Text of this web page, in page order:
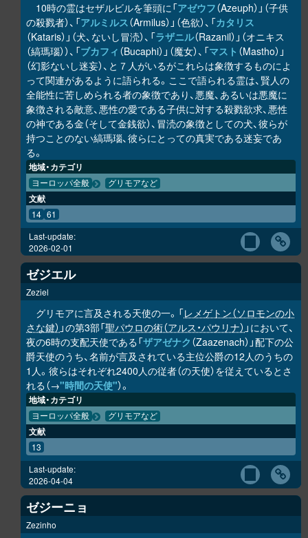
10時の霊はセザルビルを筆頭に「アゼウフ（Azeuph）」（子供
の殺戮者）、「アルミルス（Armilus）」（色欲）、「カタリス
（Kataris）」（犬、ないし冒涜）、「ラザニル（Razanil）」（オニキス
（縞瑪瑙））、「ブカフィ （Bucaphi）」（魔女）、「マスト （Mastho）」
（幻影ないし迷妄）、と７人がいるがこれらは象徴するものによ
って関連があるように語られる。ここで語られる霊は、賢人の
全能性に苦しめられる者の象徴であり、悪魔、あるいは悪魔に
象徴される敵意、悪性の愛である子供に対する殺戮欲求、悪性
の神である金（そして金銭欲）、冒涜の象徴としての犬、彼らが
持つことのない縞瑪瑙、彼らにとっての真実である迷妄であ
る。
地域・カテゴリ
ヨーロッパ全般 グリモアなど
文献
14 61
Last-update:
2026-02-01
ゼジエル
Zeziel
グリモアに言及される天使の一。「レメゲトン（ソロモンの小
さな鍵） 」の第3部「聖パウロの術（アルス・パウリナ） 」において、
夜の6時の支配天使である「ザアゼナク （Zaazenach）」配下の公
爵天使のうち、名前が言及されている主位公爵の12人のうちの
1人。彼らはそれぞれ2400人の従者（の天使）を従えているとさ
れる（→"時間の天使"）。
地域・カテゴリ
ヨーロッパ全般 グリモアなど
文献
13
Last-update:
2026-04-04
ゼジーニョ
Zezinho